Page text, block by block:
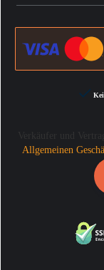
Allgemeinen